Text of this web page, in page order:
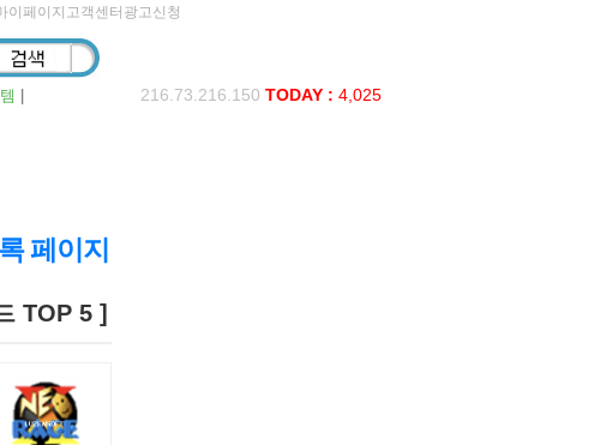
이페이지 고객센터 광고신청
216.73.216.150 TODAY : 4,025
페이지
TOP 5 ]